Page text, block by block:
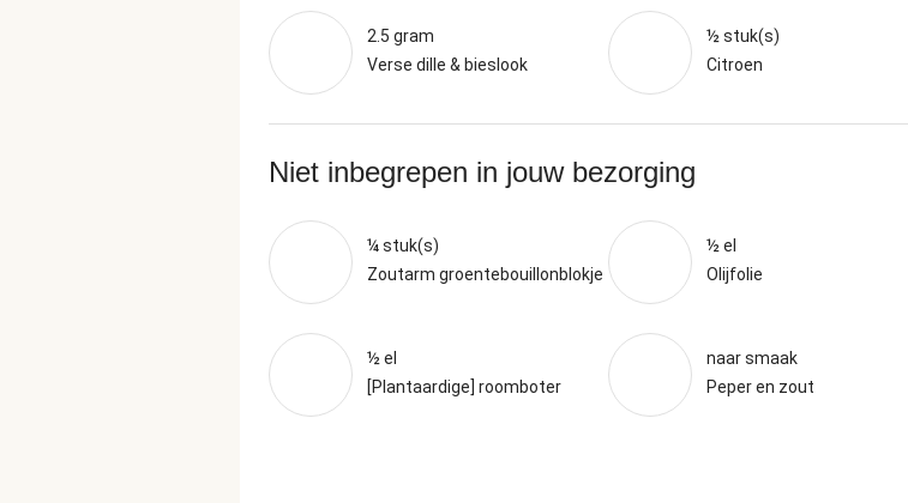
2.5 gram
Verse dille & bieslook
½ stuk(s)
Citroen
Niet inbegrepen in jouw bezorging
¼ stuk(s)
Zoutarm groentebouillonblokje
½ el
Olijfolie
½ el
[Plantaardige] roomboter
naar smaak
Peper en zout